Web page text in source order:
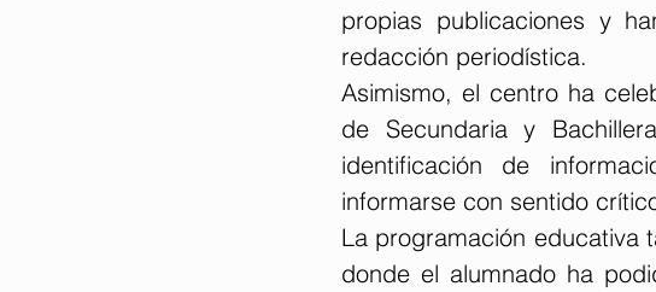
propias publicaciones y
redacción periodística.
Asimismo, el centro ha
de Secundaria y
identificación de
informarse con sentido
La programación educativa
donde el alumnado ha